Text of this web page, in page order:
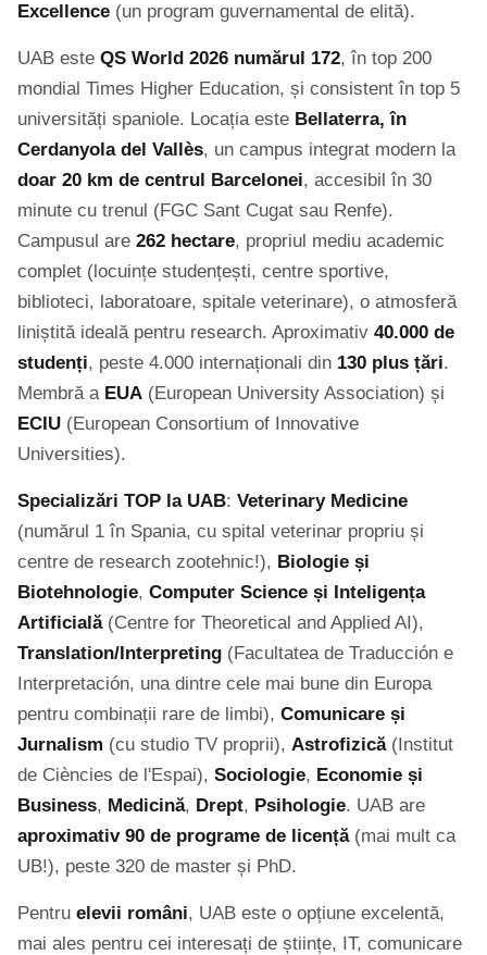
Excellence (un program guvernamental de elită).
UAB este QS World 2026 numărul 172, în top 200
mondial Times Higher Education, și consistent în top 5
universități spaniole. Locația este Bellaterra, în
Cerdanyola del Vallès, un campus integrat modern la
doar 20 km de centrul Barcelonei, accesibil în 30
minute cu trenul (FGC Sant Cugat sau Renfe).
Campusul are 262 hectare, propriul mediu academic
complet (locuințe studențești, centre sportive,
biblioteci, laboratoare, spitale veterinare), o atmosferă
liniștită ideală pentru research. Aproximativ 40.000 de
studenți, peste 4.000 internaționali din 130 plus țări.
Membră a EUA (European University Association) și
ECIU (European Consortium of Innovative
Universities).
Specializări TOP la UAB: Veterinary Medicine
(numărul 1 în Spania, cu spital veterinar propriu și
centre de research zootehnic!), Biologie și
Biotehnologie, Computer Science și Inteligența
Artificială(Centre for Theoretical and Applied AI),
Translation/Interpreting (Facultatea de Traducción e
Interpretación, una dintre cele mai bune din Europa
pentru combinații rare de limbi), Comunicare și
Jurnalism (cu studio TV proprii), Astrofizică(Institut
de Ciències de l'Espai), Sociologie, Economie și
Business, Medicină, Drept, Psihologie. UAB are
aproximativ 90 de programe de licență(mai mult ca
UB!), peste 320 de master și PhD.
Pentru elevii români, UAB este o opțiune excelentă,
mai ales pentru cei interesați de științe, IT, comunicare